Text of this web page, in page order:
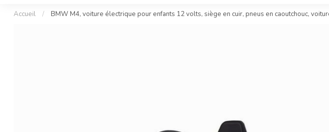
Accueil / BMW M4, voiture électrique pour enfants 12 volts, siège en cuir, pneus en caoutchouc,